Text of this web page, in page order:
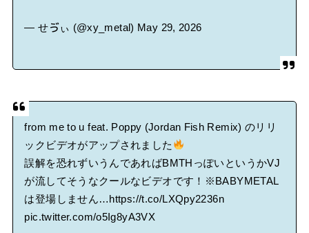
— せゔぃ (@xy_metal) May 29, 2026
from me to u feat. Poppy (Jordan Fish Remix) のリリ
ックビデオがアップされました
誤解を恐れずいうんであればBMTHっぽいというかVJ
が流してそうなクールなビデオです！※BABYMETAL
は登場しません… https://t.co/LXQpy2236n
pic.twitter.com/o5Ig8yA3VX